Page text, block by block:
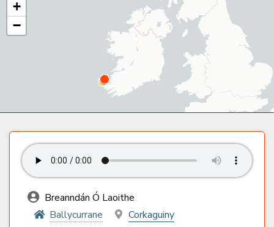
+
−
Breanndán Ó Laoithe
Ballycurrane
Corkaguiny